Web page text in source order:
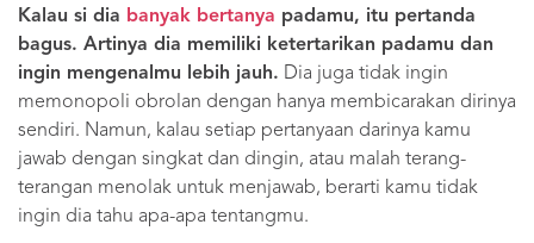
Kalau si dia banyak bertanya padamu, itu pertanda
bagus. Artinya dia memiliki ketertarikan padamu dan
ingin mengenalmu lebih jauh. Dia juga tidak ingin
memonopoli obrolan dengan hanya membicarakan dirinya
sendiri. Namun, kalau setiap pertanyaan darinya kamu
jawab dengan singkat dan dingin, atau malah terang-
terangan menolak untuk menjawab, berarti kamu tidak
ingin dia tahu apa-apa tentangmu.